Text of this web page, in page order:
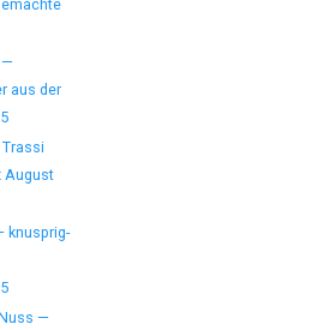
—
aus der
August
knusprig-
—